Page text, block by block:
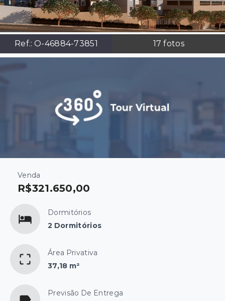
Ref.:O-46884-73851 17 fotos
Venda
R$321.650,00
Dormitórios
2 Dormitórios
Área Privativa
37,18 m²
Previsão De Entrega